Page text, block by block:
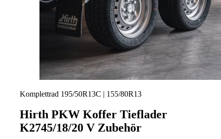
Komplettrad 195/50R13C | 155/80R13
Hirth PKW Koffer Tieflader
K2745/18/20 V Zubehör